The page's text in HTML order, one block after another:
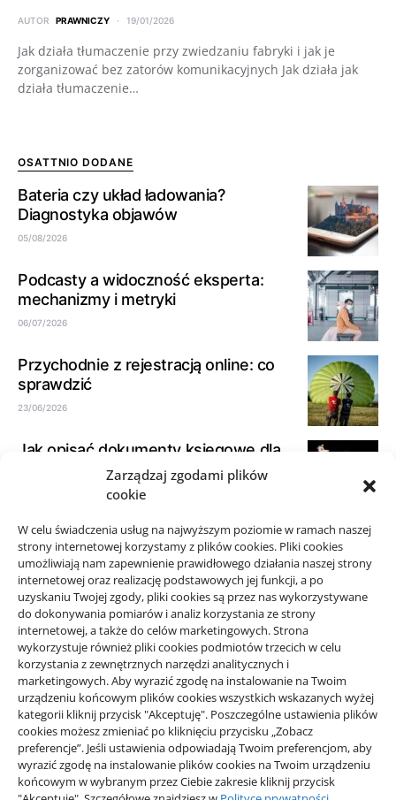
Zarządzaj zgodami plików
cookie
W celu świadczenia usług na najwyższym poziomie w ramach naszej
strony internetowej korzystamy z plików cookies. Pliki cookies
umożliwiają nam zapewnienie prawidłowego działania naszej strony
internetowej oraz realizację podstawowych jej funkcji, a po
uzyskaniu Twojej zgody, pliki cookies są przez nas wykorzystywane
do dokonywania pomiarów i analiz korzystania ze strony
internetowej, a także do celów marketingowych. Strona
wykorzystuje również pliki cookies podmiotów trzecich w celu
korzystania z zewnętrznych narzędzi analitycznych i
marketingowych. Aby wyrazić zgodę na instalowanie na Twoim
urządzeniu końcowym plików cookies wszystkich wskazanych wyżej
kategorii kliknij przycisk "Akceptuję". Poszczególne ustawienia plików
cookies możesz zmieniać po kliknięciu przycisku „Zobacz
preferencje”. Jeśli ustawienia odpowiadają Twoim preferencjom, aby
wyrazić zgodę na instalowanie plików cookies na Twoim urządzeniu
końcowym w wybranym przez Ciebie zakresie kliknij przycisk
AUTOR PRAWNICZY 19/01/2026
Jak działa tłumaczenie przy zwiedzaniu fabryki i jak je
zorganizować bez zatorów komunikacyjnych Jak działa jak
działa tłumaczenie…
OSATTNIO DODANE
Bateria czy układ ładowania?
Diagnostyka objawów
05/08/2026
Podcasty a widoczność eksperta:
mechanizmy i metryki
06/07/2026
Przychodnie z rejestracją online: co
sprawdzić
23/06/2026
Jak opisać dokumenty księgowe dla
biura rachunkowego
Jak spokojnie zaplanować przejazd
taxi w okolicy Starego Sącza
15/06/2026
Projekty domów Rzeszów
wizytówki nap